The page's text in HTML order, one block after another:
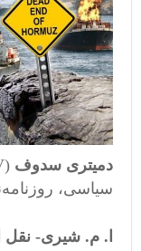
دمیتری سدوف
سیاسی،
ا. م. شیری- نقل